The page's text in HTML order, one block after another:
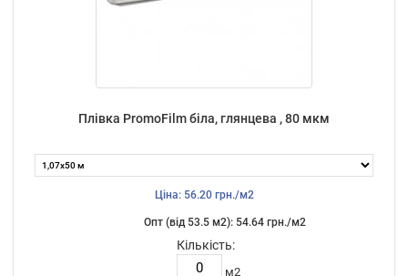
Плівка PromoFilm біла, глянцева , 80 мкм
Ціна: 56.20 грн./м2
Опт (від 53.5 м2): 54.64 грн./м2
Кількість:
м2